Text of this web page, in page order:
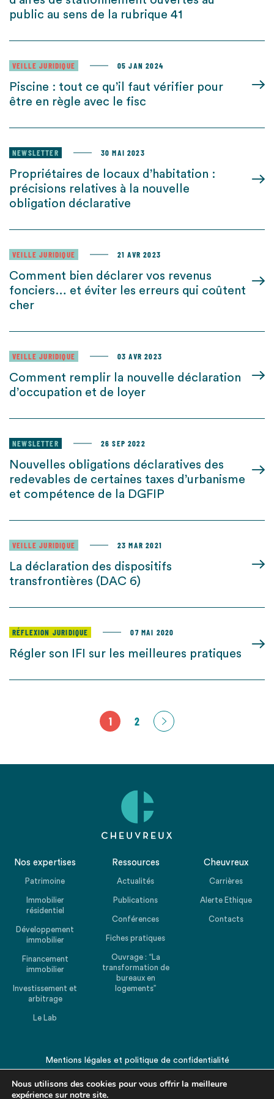
public au sens de la rubrique 41
VEILLE JURIDIQUE 05 JAN 2024
Piscine : tout ce qu’il faut vérifier pour
être en règle avec le fisc
NEWSLETTER 30 MAI 2023
Propriétaires de locaux d’habitation :
précisions relatives à la nouvelle
obligation déclarative
VEILLE JURIDIQUE 21 AVR 2023
Comment bien déclarer vos revenus
fonciers… et éviter les erreurs qui coûtent
cher
VEILLE JURIDIQUE 03 AVR 2023
Comment remplir la nouvelle déclaration
d’occupation et de loyer
NEWSLETTER 26 SEP 2022
Nouvelles obligations déclaratives des
redevables de certaines taxes d’urbanisme
et compétence de la DGFIP
VEILLE JURIDIQUE 23 MAR 2021
La déclaration des dispositifs
transfrontières (DAC 6)
RÉFLEXION JURIDIQUE 07 MAI 2020
Régler son IFI sur les meilleures pratiques
1 2
Nos expertises
Patrimoine
Immobilier
résidentiel
Développement
immobilier
Financement
immobilier
Investissement et
arbitrage
Le Lab
Ressources
Actualités
Publications
Conférences
Fiches pratiques
Ouvrage : “La
transformation de
bureaux en
logements”
Cheuvreux
Carrières
Alerte Ethique
Contacts
Mentions légales et politique de confidentialité
Nous utilisons des cookies pour vous offrir la meilleure
expérience sur notre site.